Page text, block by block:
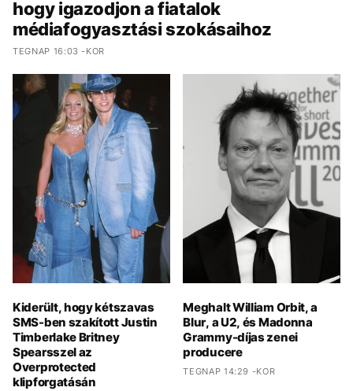
hogy igazodjon a fiatalok
médiafogyasztási szokásaihoz
TEGNAP 16:03 -KOR
Kiderült, hogy kétszavas
SMS-ben szakított Justin
Timberlake Britney
Spearsszel az
Overprotected
klipforgatásán
Meghalt William Orbit, a
Blur, a U2, és Madonna
Grammy-díjas zenei
producere
TEGNAP 14:29 -KOR